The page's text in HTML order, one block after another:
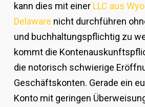
kann dies mit einer LLC aus
Delaware nicht durchführen
und buchhaltungspflichtig zu
kommt die
die notorisch schwierige
Geschäftskonten. Gerade ein
Konto mit geringen